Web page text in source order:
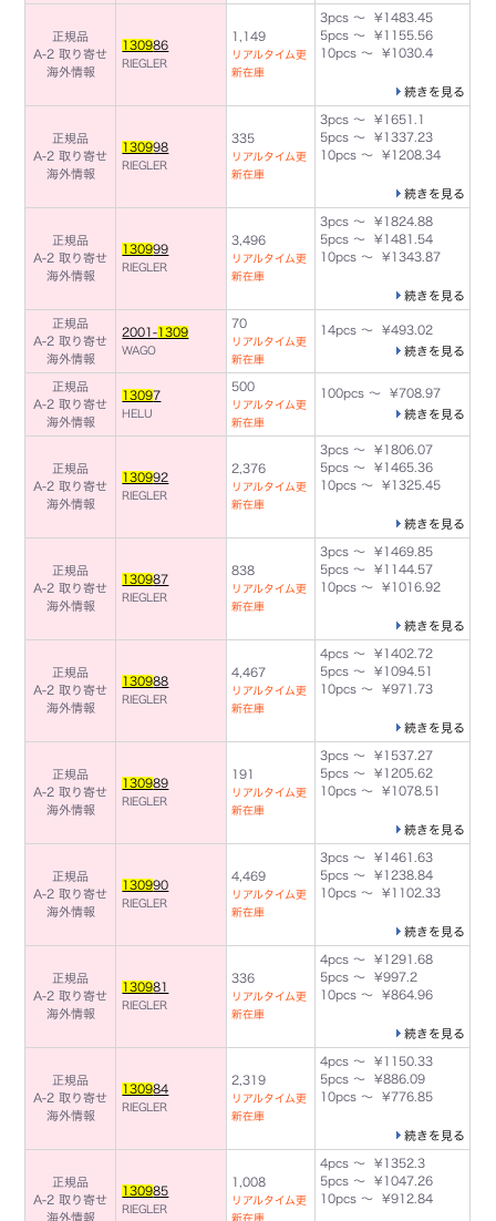
正規品
A-2 取り寄せ
海外情報
130986
RIEGLER
1,149
リアルタイム更
新在庫
3pcs ～ ¥1483.45
5pcs ～ ¥1155.56
10pcs ～ ¥1030.4
続きを見る
正規品
A-2 取り寄せ
海外情報
130998
RIEGLER
335
リアルタイム更
新在庫
3pcs ～ ¥1651.1
5pcs ～ ¥1337.23
10pcs ～ ¥1208.34
続きを見る
正規品
A-2 取り寄せ
海外情報
130999
RIEGLER
3,496
リアルタイム更
新在庫
3pcs ～ ¥1824.88
5pcs ～ ¥1481.54
10pcs ～ ¥1343.87
続きを見る
正規品
A-2 取り寄せ
海外情報
2001-1309
WAGO
70
リアルタイム更
新在庫
14pcs ～ ¥493.02
続きを見る
正規品
A-2 取り寄せ
海外情報
13097
HELU
500
リアルタイム更
新在庫
100pcs ～ ¥708.97
続きを見る
正規品
A-2 取り寄せ
海外情報
130992
RIEGLER
2,376
リアルタイム更
新在庫
3pcs ～ ¥1806.07
5pcs ～ ¥1465.36
10pcs ～ ¥1325.45
続きを見る
正規品
A-2 取り寄せ
海外情報
130987
RIEGLER
838
リアルタイム更
新在庫
3pcs ～ ¥1469.85
5pcs ～ ¥1144.57
10pcs ～ ¥1016.92
続きを見る
正規品
A-2 取り寄せ
海外情報
130988
RIEGLER
4,467
リアルタイム更
新在庫
4pcs ～ ¥1402.72
5pcs ～ ¥1094.51
10pcs ～ ¥971.73
続きを見る
正規品
A-2 取り寄せ
海外情報
130989
RIEGLER
191
リアルタイム更
新在庫
3pcs ～ ¥1537.27
5pcs ～ ¥1205.62
10pcs ～ ¥1078.51
続きを見る
正規品
A-2 取り寄せ
海外情報
130990
RIEGLER
4,469
リアルタイム更
新在庫
3pcs ～ ¥1461.63
5pcs ～ ¥1238.84
10pcs ～ ¥1102.33
続きを見る
正規品
A-2 取り寄せ
海外情報
130981
RIEGLER
336
リアルタイム更
新在庫
4pcs ～ ¥1291.68
5pcs ～ ¥997.2
10pcs ～ ¥864.96
続きを見る
正規品
A-2 取り寄せ
海外情報
130984
RIEGLER
2,319
リアルタイム更
新在庫
4pcs ～ ¥1150.33
5pcs ～ ¥886.09
10pcs ～ ¥776.85
続きを見る
正規品
A-2 取り寄せ
海外情報
130985
RIEGLER
1,008
リアルタイム更
新在庫
4pcs ～ ¥1352.3
5pcs ～ ¥1047.26
10pcs ～ ¥912.84